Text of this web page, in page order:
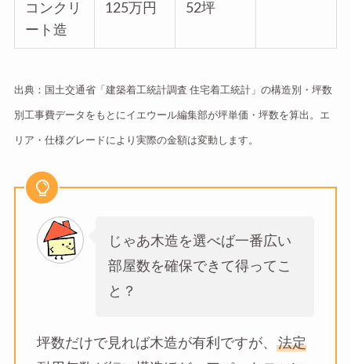
コンクリ
ート造
125万円
52坪
出典：国土交通省「建築着工統計調査 住宅着工統計」の構造別・坪数
別工事費データをもとにイエウール編集部が坪単価・坪数を算出。エ
リア・仕様グレードにより実際の金額は変動します。
じゃあ木造を選べば一番広い
部屋数を確保できて得ってこ
と？
坪数だけで見れば木造が有利ですが、
法定